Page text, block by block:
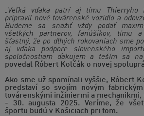
„Veľká vďaka patrí aj tímu Thierryho
pripravil nové továrenské vozidlo a
Budeme sa snažiť vždy podať
všetkých partnerov, fanúšikov, tímu
šťastný, že po dlhých rokovaniach sme
aj vďaka podpore slovenského
spoločnostiam ďakujem a teším sa na
povedal Róbert Kolčák o novej
Ako sme už spomínali vyššie, Róbert
predstaví so svojím novým
továrenskými inžiniermi a mechanikmi,
- 30. augusta 2025. Veríme, že
športu budú v Košiciach pri tom.